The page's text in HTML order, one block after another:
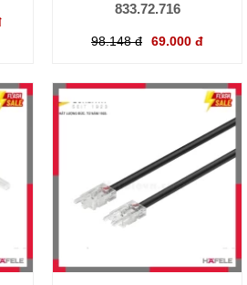
833.72.716
98.148 đ 69.000 đ